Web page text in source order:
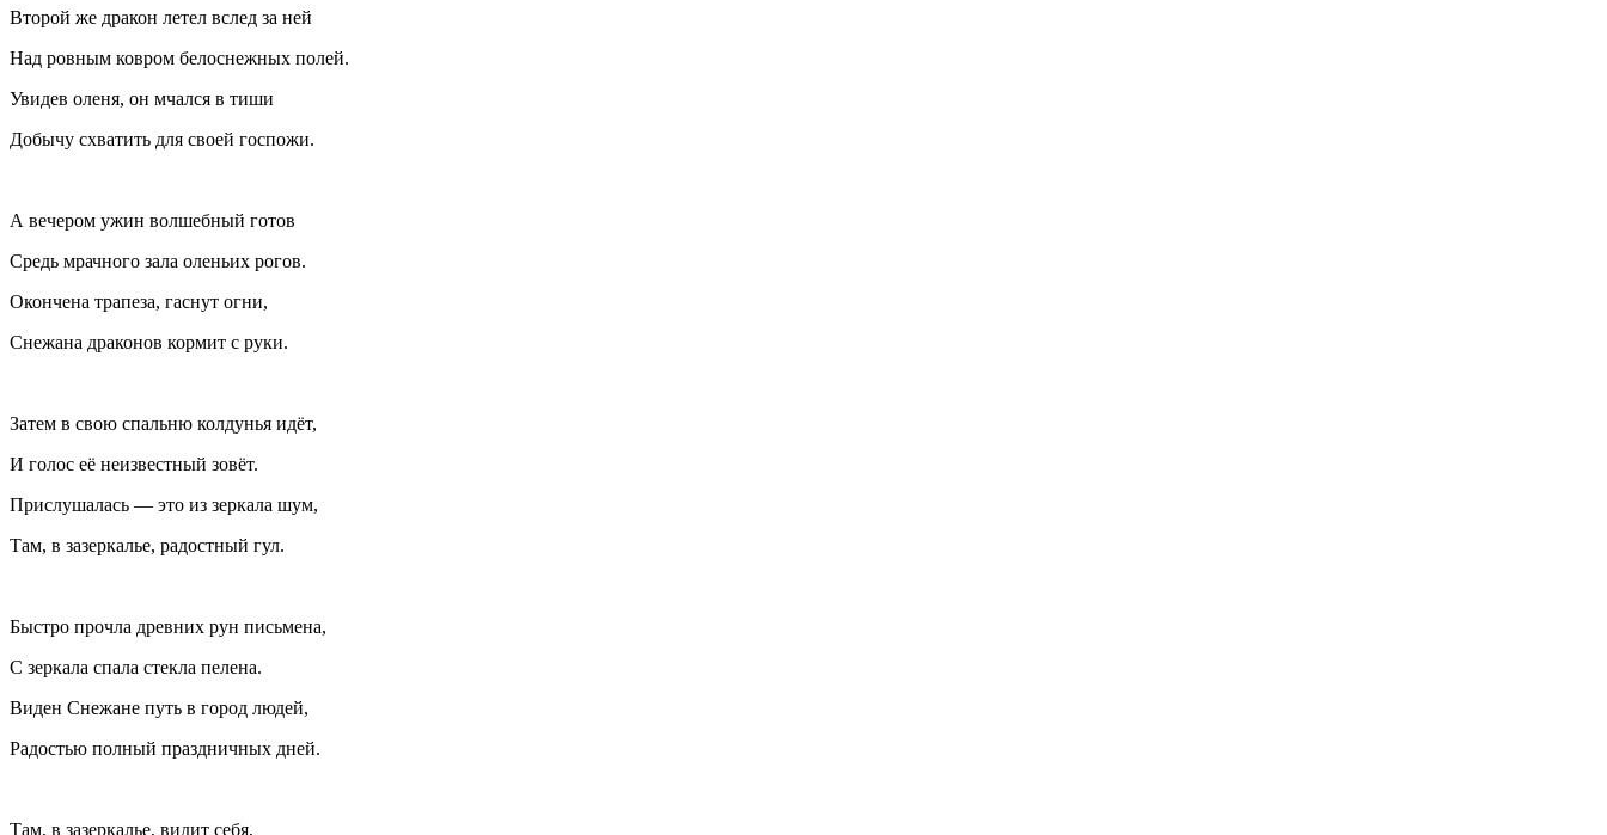
Второй же дракон летел вслед за ней
Над ровным ковром белоснежных полей.
Увидев оленя, он мчался в тиши
Добычу схватить для своей госпожи.
А вечером ужин волшебный готов
Средь мрачного зала оленьих рогов.
Окончена трапеза, гаснут огни,
Снежана драконов кормит с руки.
Затем в свою спальню колдунья идëт,
И голос еë неизвестный зовëт.
Прислушалась — это из зеркала шум,
Там, в зазеркалье, радостный гул.
Быстро прочла древних рун письмена,
С зеркала спала стекла пелена.
Виден Снежане путь в город людей,
Радостью полный праздничных дней.
Там, в зазеркалье, видит себя,